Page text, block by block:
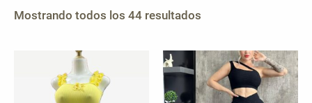
Mostrando todos los 44 resultados